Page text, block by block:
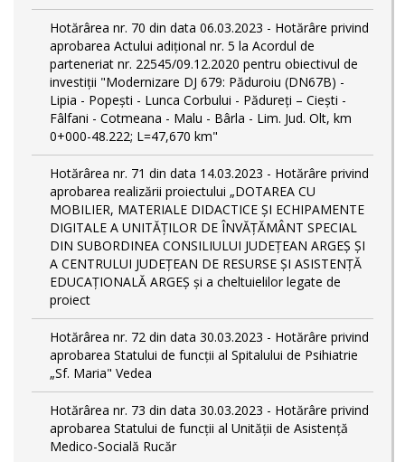
Hotărârea nr. 70 din data 06.03.2023 - Hotărâre privind
aprobarea Actului adițional nr. 5 la Acordul de
parteneriat nr. 22545/09.12.2020 pentru obiectivul de
investiții "Modernizare DJ 679: Păduroiu (DN67B) -
Lipia - Popești - Lunca Corbului - Pădureți – Ciești -
Fâlfani - Cotmeana - Malu - Bârla - Lim. Jud. Olt, km
0+000-48.222; L=47,670 km"
Hotărârea nr. 71 din data 14.03.2023 - Hotărâre privind
aprobarea realizării proiectului „DOTAREA CU
MOBILIER, MATERIALE DIDACTICE ȘI ECHIPAMENTE
DIGITALE A UNITĂȚILOR DE ÎNVĂȚĂMÂNT SPECIAL
DIN SUBORDINEA CONSILIULUI JUDEȚEAN ARGEȘ ȘI
A CENTRULUI JUDEȚEAN DE RESURSE ȘI ASISTENȚĂ
EDUCAȚIONALĂ ARGEȘ și a cheltuielilor legate de
proiect
Hotărârea nr. 72 din data 30.03.2023 - Hotărâre privind
aprobarea Statului de funcţii al Spitalului de Psihiatrie
„Sf. Maria" Vedea
Hotărârea nr. 73 din data 30.03.2023 - Hotărâre privind
aprobarea Statului de funcții al Unității de Asistență
Medico-Socială Rucăr